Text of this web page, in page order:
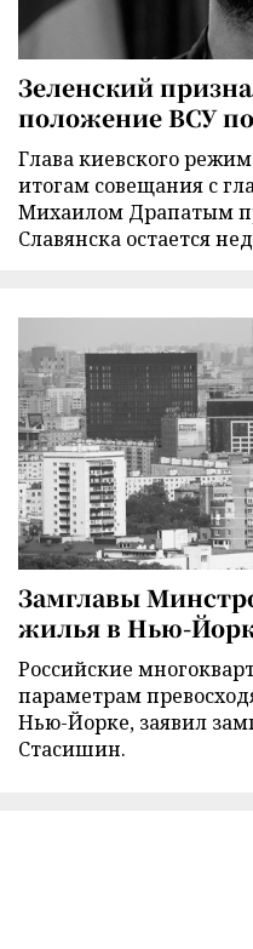
Зеленский
положение ВСУ
Глава киевского
итогам совещания с
Михаилом Драпатым
Славянска остается
Замглавы
жилья в Нью-
Российские
параметрам
Нью-Йорке, заявил
Стасишин.